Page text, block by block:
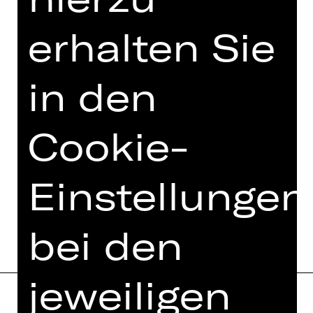
TEAM
TERMINE UND BESETZUNG
VIDEO/AUDIO
FOTOS
MEHR DAZU IM DIGITALEN
PROGRAMMHEFT
erhalten Sie
in den
Cookie-
Einstellungen
bei den
jeweiligen